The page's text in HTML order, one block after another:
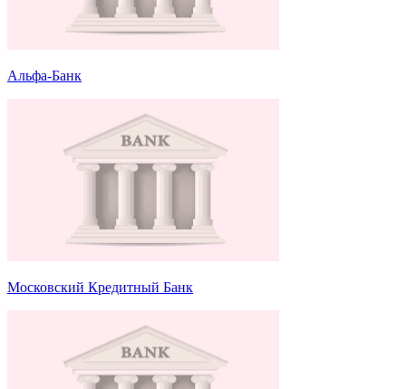
Альфа-Банк
Московский Кредитный Банк